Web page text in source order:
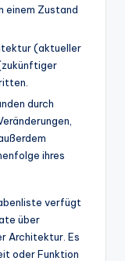
einem Zustand
(aktueller
durch
ihres
verfügt
über
Architektur. Es
oder Funktion